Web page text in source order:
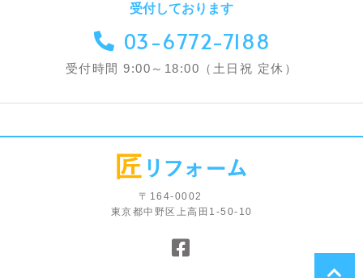
受付しております
03-6772-7188
受付時間 9:00～18:00（土日祝 定休）
〒164-0002
東京都中野区上高田1-50-10